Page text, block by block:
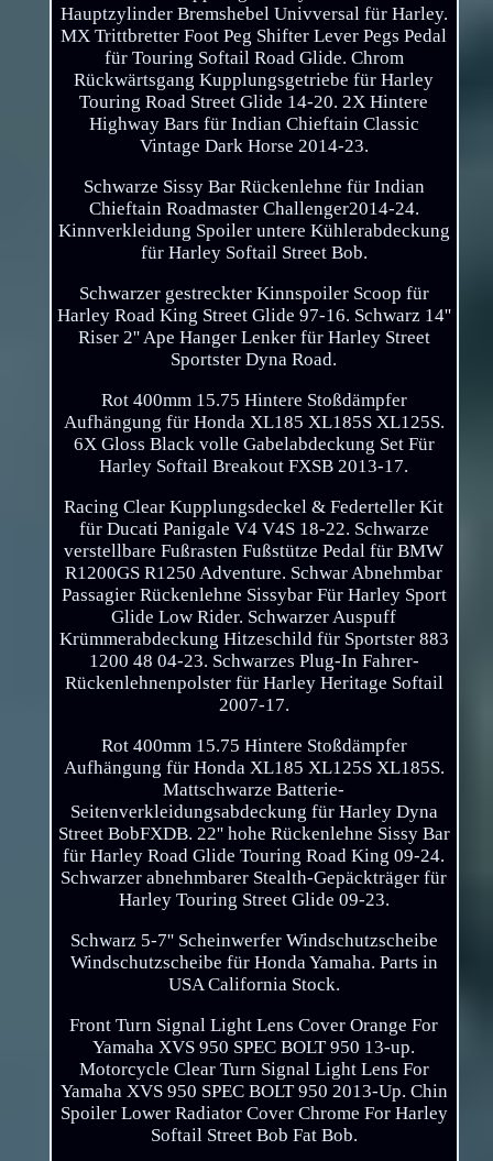
Hauptzylinder Bremshebel Univversal für Harley.
MX Trittbretter Foot Peg Shifter Lever Pegs Pedal
für Touring Softail Road Glide. Chrom
Rückwärtsgang Kupplungsgetriebe für Harley
Touring Road Street Glide 14-20. 2X Hintere
Highway Bars für Indian Chieftain Classic
Vintage Dark Horse 2014-23.
Schwarze Sissy Bar Rückenlehne für Indian
Chieftain Roadmaster Challenger2014-24.
Kinnverkleidung Spoiler untere Kühlerabdeckung
für Harley Softail Street Bob.
Schwarzer gestreckter Kinnspoiler Scoop für
Harley Road King Street Glide 97-16. Schwarz 14''
Riser 2'' Ape Hanger Lenker für Harley Street
Sportster Dyna Road.
Rot 400mm 15.75 Hintere Stoßdämpfer
Aufhängung für Honda XL185 XL185S XL125S.
6X Gloss Black volle Gabelabdeckung Set Für
Harley Softail Breakout FXSB 2013-17.
Racing Clear Kupplungsdeckel & Federteller Kit
für Ducati Panigale V4 V4S 18-22. Schwarze
verstellbare Fußrasten Fußstütze Pedal für BMW
R1200GS R1250 Adventure. Schwar Abnehmbar
Passagier Rückenlehne Sissybar Für Harley Sport
Glide Low Rider. Schwarzer Auspuff
Krümmerabdeckung Hitzeschild für Sportster 883
1200 48 04-23. Schwarzes Plug-In Fahrer-
Rückenlehnenpolster für Harley Heritage Softail
2007-17.
Rot 400mm 15.75 Hintere Stoßdämpfer
Aufhängung für Honda XL185 XL125S XL185S.
Mattschwarze Batterie-
Seitenverkleidungsabdeckung für Harley Dyna
Street BobFXDB. 22'' hohe Rückenlehne Sissy Bar
für Harley Road Glide Touring Road King 09-24.
Schwarzer abnehmbarer Stealth-Gepäckträger für
Harley Touring Street Glide 09-23.
Schwarz 5-7'' Scheinwerfer Windschutzscheibe
Windschutzscheibe für Honda Yamaha. Parts in
USA California Stock.
Front Turn Signal Light Lens Cover Orange For
Yamaha XVS 950 SPEC BOLT 950 13-up.
Motorcycle Clear Turn Signal Light Lens For
Yamaha XVS 950 SPEC BOLT 950 2013-Up. Chin
Spoiler Lower Radiator Cover Chrome For Harley
Softail Street Bob Fat Bob.